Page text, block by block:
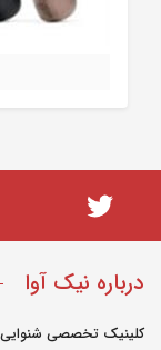
درباره نیک آوا
کلینیک تخصصی